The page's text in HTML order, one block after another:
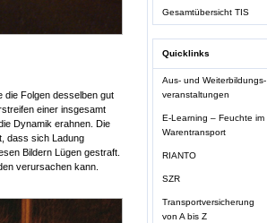
die Folgen desselben gut
einer insgesamt
Dynamik erahnen. Die
dass sich Ladung
Bildern Lügen gestraft.
verursachen kann.
Gesamtübersicht TIS
Quicklinks
Aus- und Weiterbildungs-
veranstaltungen
E-Learning – Feuchte im
Warentransport
RIANTO
SZR
Transportversicherung
von A bis Z